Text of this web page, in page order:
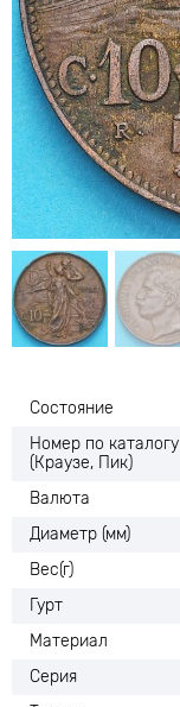
Состояние
Номер по каталогу
(Краузе, Пик)
Валюта
Диаметр (мм)
Вес(г)
Гурт
Материал
Серия